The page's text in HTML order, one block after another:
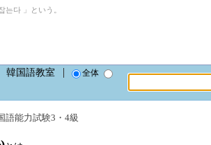
다 」という。
韓国語教室
全体
語能力試験3・4級